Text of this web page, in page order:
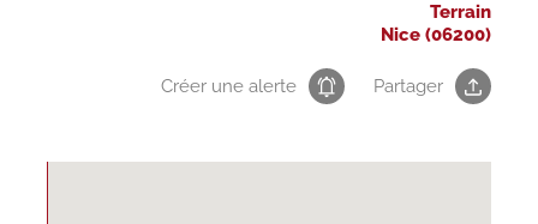
Terrain
Nice (06200)
Créer une alerte Partager